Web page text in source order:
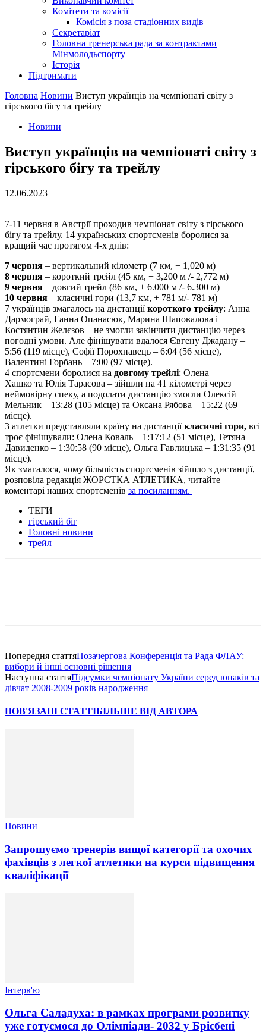
Комітети та комісії
Комісія з поза стадіонних видів
Секретаріат
Головна тренерська рада за контрактами
Мінмолодьспорту
Історія
Підтримати
Головна Новини Виступ українців на чемпіонаті світу з
гірського бігу та трейлу
Новини
Виступ українців на чемпіонаті світу з
гірського бігу та трейлу
12.06.2023
7-11 червня в Австрії проходив чемпіонат світу з гірського
бігу та трейлу. 14 українських спортсменів боролися за
кращий час протягом 4-х днів:
7 червня – вертикальний кілометр (7 км, + 1,020 м)
8 червня – короткий трейл (45 км, + 3,200 м /- 2,772 м)
9 червня – довгий трейл (86 км, + 6.000 м /- 6.300 м)
10 червня – класичні гори (13,7 км, + 781 м/- 781 м)
7 українців змагалось на дистанціїкороткого трейлу: Анна
Дармограй, Ганна Опанасюк, Марина Шаповалова і
Костянтин Желєзов – не змогли закінчити дистанцію через
погодні умови. Але фінішувати вдалося Євгену Джадану –
5:56 (119 місце), Софії Порохнавець – 6:04 (56 місце),
Валентині Горбань – 7:00 (97 місце).
4 спортсмени боролися на довгому трейлі: Олена
Хашко та Юлія Тарасова – зійшли на 41 кілометрі через
неймовірну спеку, а подолати дистанцію змогли Олексій
Мельник – 13:28 (105 місце) та Оксана Рябова – 15:22 (69
місце).
3 атлетки представляли країну на дистанціїкласичні гори, всі
троє фінішували: Олена Коваль – 1:17:12 (51 місце), Тетяна
Давиденко – 1:30:58 (90 місце), Ольга Гавлицька – 1:31:35 (91
місце).
Як змагалося, чому більшість спортсменів зійшло з дистанції,
розповіла редакція ЖОРСТКА АТЛЕТИКА, читайте
коментарі наших спортсменів за посиланням.
ТЕГИ
гірський біг
Головні новини
трейл
Попередня статтяПозачергова Конференція та Рада ФЛАУ:
вибори й інші основні рішення
Наступна статтяПідсумки чемпіонату України серед юнаків та
дівчат 2008-2009 років народження
ПОВ'ЯЗАНІ СТАТТІБІЛЬШЕ ВІД АВТОРА
Новини
Запрошуємо тренерів вищої категорії та охочих
фахівців з легкої атлетики на курси підвищення
кваліфікації
Інтерв'ю
Ольга Саладуха: в рамках програми розвитку
уже готуємося до Олімпіади- 2032 у Брісбені